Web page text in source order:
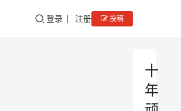
登录 注册 投稿
十
年